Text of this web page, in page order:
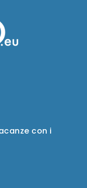
con i